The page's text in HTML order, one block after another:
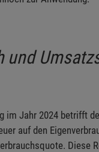
und
im Jahr 2024 betrifft
auf den
Diese